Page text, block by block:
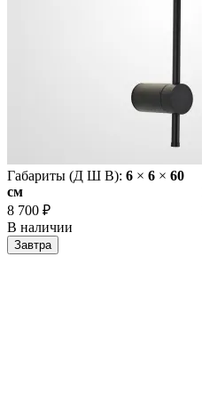
Габариты (Д Ш В): 6 × 6 × 60
cм
8 700 ₽
В наличии
Завтра